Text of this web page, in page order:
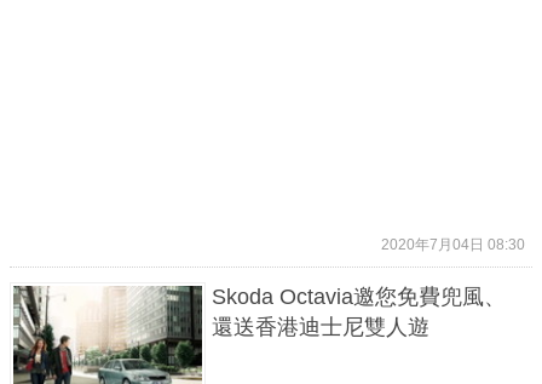
2020年7月04日 08:30
Skoda Octavia邀您免費兜風、
還送香港迪士尼雙人遊